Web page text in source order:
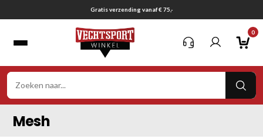
naar
Gratis verzending vanaf € 75,-
0
Mesh